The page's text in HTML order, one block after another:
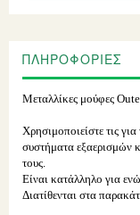
ΠΛΗΡΟΦΟΡΊΕΣ
Μεταλλίκες μούφες
Χρησιμοποιείστε τις
συστήματα εξαερισμών
τους.
Είναι κατάλληλο για
Διατίθενται στα